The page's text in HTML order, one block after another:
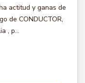
actitud y ganas de
de CONDUCTOR,
, p...